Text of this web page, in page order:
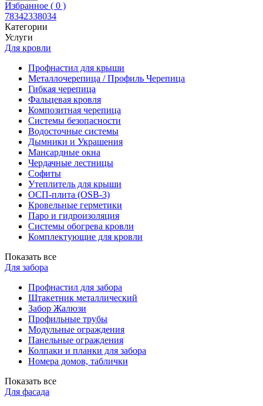
Избранное ( 0 )
78342338034
Категории
Услуги
Для кровли
Профнастил для крыши
Металлочерепица / Профиль Черепица
Гибкая черепица
Фальцевая кровля
Композитная черепица
Системы безопасности
Водосточные системы
Дымники и Украшения
Мансардные окна
Чердачные лестницы
Софиты
Утеплитель для крыши
ОСП-плита (OSB-3)
Кровельные герметики
Паро и гидроизоляция
Системы обогрева кровли
Комплектующие для кровли
Показать все
Для забора
Профнастил для забора
Штакетник металлический
Забор Жалюзи
Профильные трубы
Модульные ограждения
Панельные ограждения
Колпаки и планки для забора
Номера домов, таблички
Показать все
Для фасада